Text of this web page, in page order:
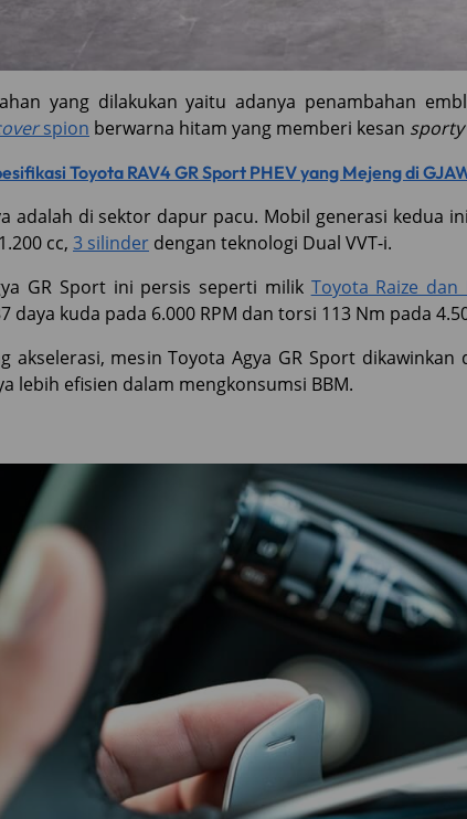
yang dilakukan yaitu adanya penambahan
spion berwarna hitam yang memberi kesan sporty
Toyota RAV4 GR Sport PHEV yang Mejeng di
adalah di sektor dapur pacu. Mobil generasi kedua
cc, 3 silinder dengan teknologi Dual VVT-i.
GR Sport ini persis seperti milik Toyota Raize dan
daya kuda pada 6.000 RPM dan torsi 113 Nm pada
akselerasi, mesin Toyota Agya GR Sport
lebih efisien dalam mengkonsumsi BBM.